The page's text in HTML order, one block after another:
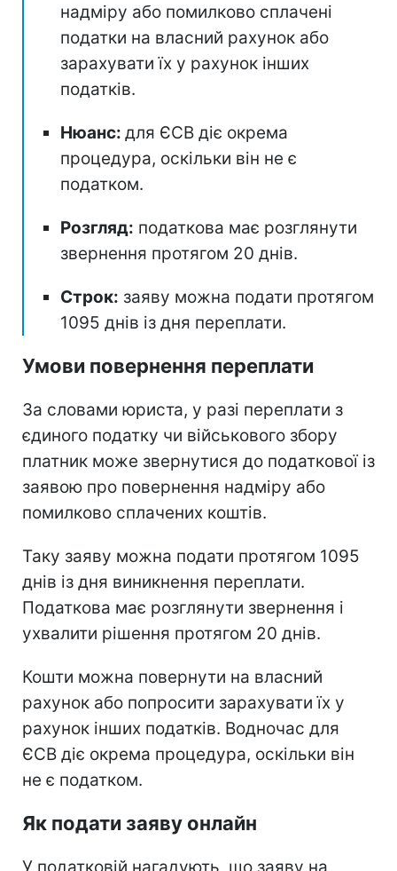
надміру або помилково сплачені
податки на власний рахунок або
зарахувати їх у рахунок інших
податків.
Нюанс: для ЄСВ діє окрема
процедура, оскільки він не є
податком.
Розгляд: податкова має розглянути
звернення протягом 20 днів.
Строк: заяву можна подати протягом
1095 днів із дня переплати.
Умови повернення переплати
За словами юриста, у разі переплати з
єдиного податку чи військового збору
платник може звернутися до податкової із
заявою про повернення надміру або
помилково сплачених коштів.
Таку заяву можна подати протягом 1095
днів із дня виникнення переплати.
Податкова має розглянути звернення і
ухвалити рішення протягом 20 днів.
Кошти можна повернути на власний
рахунок або попросити зарахувати їх у
рахунок інших податків. Водночас для
ЄСВ діє окрема процедура, оскільки він
не є податком.
Як подати заяву онлайн
У податковій нагадують, що заяву на